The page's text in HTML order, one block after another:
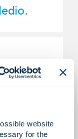
website
for the